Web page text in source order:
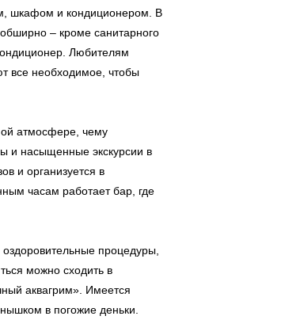
шкафом и кондиционером. В
– кроме санитарного
Любителям
все необходимое, чтобы
атмосфере, чему
и насыщенные экскурсии в
и организуется в
часам работает бар, где
процедуры,
можно сходить в
аквагрим». Имеется
в погожие деньки.